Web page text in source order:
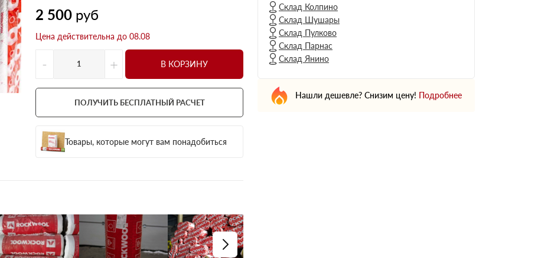
2 500 руб
Цена действительна до 08.08
- + В КОРЗИНУ
ПОЛУЧИТЬ БЕСПЛАТНЫЙ РАСЧЕТ
Товары, которые могут вам понадобиться
Склад Колпино
Склад Шушары
Склад Пулково
Склад Парнас
Склад Янино
Нашли дешевле? Снизим цену! Подробнее